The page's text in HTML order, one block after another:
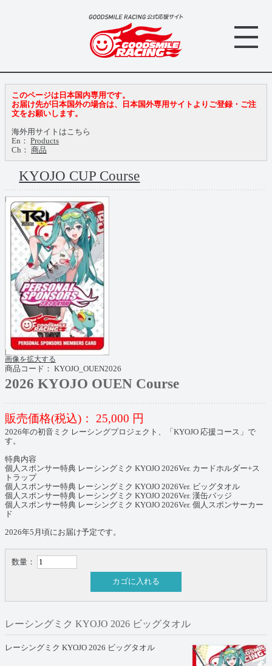
このページは日本国内専用です。
お届け先が日本国外の場合は、日本国外専用サイトよりご登録・ご注
文をお願いします。
海外用サイトはこちら
En： Products
Ch： 商品
KYOJO CUP Course
画像を拡大する
商品コード： KYOJO_OUEN2026
2026 KYOJO OUEN Course
販売価格(税込)： 25,000 円
2026年の初音ミク レーシングプロジェクト、「KYOJO 応援コース」で
す。
特典内容
個人スポンサー特典 レーシングミク KYOJO 2026Ver. カードホルダー+ス
トラップ
個人スポンサー特典 レーシングミク KYOJO 2026Ver. ビッグタオル
個人スポンサー特典 レーシングミク KYOJO 2026Ver. 漢缶バッジ
個人スポンサー特典 レーシングミク KYOJO 2026Ver. 個人スポンサーカー
ド
2026年5月頃にお届け予定です。
数量：
カゴに入れる
レーシングミク KYOJO 2026 ビッグタオル
レーシングミク KYOJO 2026 ビッグタオル